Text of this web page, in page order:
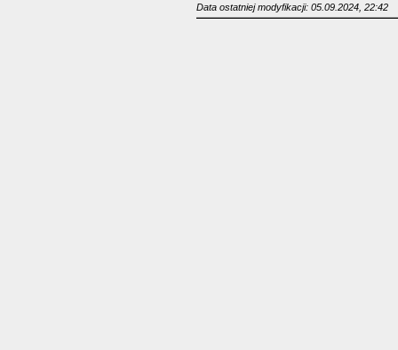
Data ostatniej modyfikacji: 05.09.2024, 22:42